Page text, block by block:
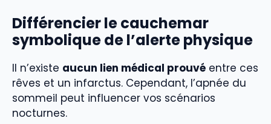
Différencier le cauchemar
symbolique de l’alerte physique
Il n’existe aucun lien médical prouvé entre ces
rêves et un infarctus. Cependant, l’apnée du
sommeil peut influencer vos scénarios
nocturnes.